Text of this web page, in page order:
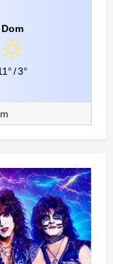
Dom
/3°